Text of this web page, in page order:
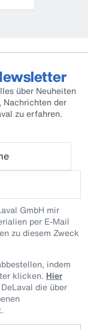
über Neuheiten
Nachrichten der
zu erfahren.
GmbH mir
per E-Mail
zu diesem Zweck
indem
klicken. Hier
die über